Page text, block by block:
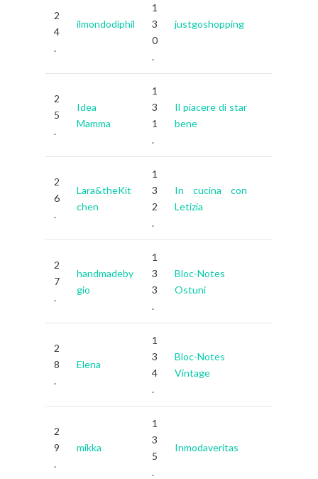
2
4
.
ilmondodiphil
1
3
0
.
justgoshopping
2
5
.
Idea
Mamma
1
3
1
.
Il piacere di star
bene
2
6
.
Lara&theKit
chen
1
3
2
.
In cucina con
Letizia
2
7
.
handmadeby
gio
1
3
3
.
Bloc-Notes
Ostuni
2
8
.
Elena
1
3
4
.
Bloc-Notes
Vintage
2
9
.
mikka
1
3
5
.
Inmodaveritas